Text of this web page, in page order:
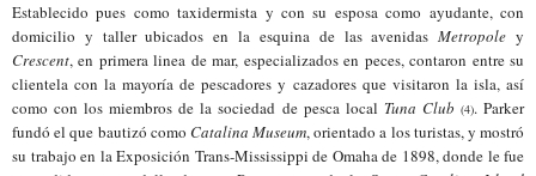
Establecido pues como taxidermista y con su esposa como ayudante, con
domicilio y taller ubicados en la esquina de las avenidasMetropole y
Crescent, en primera linea de mar, especializados en peces, contaron entre su
clientela con la mayoría de pescadores y cazadores que visitaron la isla, así
como con los miembros de la sociedad de pesca local Tuna Club (4). Parker
fundó el que bautizó como Catalina Museum, orientado a los turistas, y mostró
su trabajo en la Exposición Trans-Mississippi de Omaha de 1898, donde le fue